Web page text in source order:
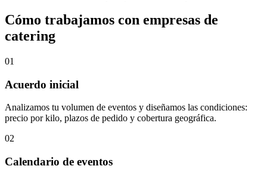
Cómo trabajamos con empresas de
catering
01
Acuerdo inicial
Analizamos tu volumen de eventos y diseñamos las condiciones:
precio por kilo, plazos de pedido y cobertura geográfica.
02
Calendario de eventos